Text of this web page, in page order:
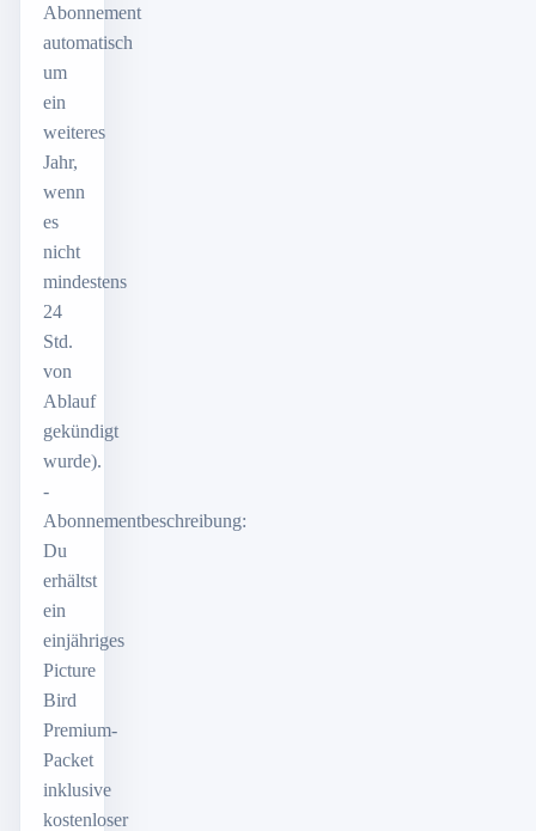
Abonnement
automatisch
um
ein
weiteres
Jahr,
wenn
es
nicht
mindestens
24
Std.
von
Ablauf
gekündigt
wurde).
-
Abonnementbeschreibung:
Du
erhältst
ein
einjähriges
Picture
Bird
Premium-
Packet
inklusive
kostenloser